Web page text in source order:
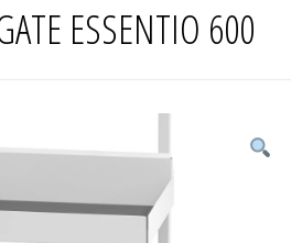
ESSENTIO 600